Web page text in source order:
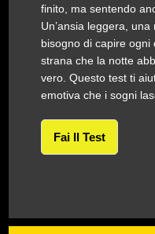
finito, ma sentendo
Un’ansia leggera,
bisogno di capire ogni
strana che la notte
vero. Questo test ti
emotiva che i sogni
Fai Il Test